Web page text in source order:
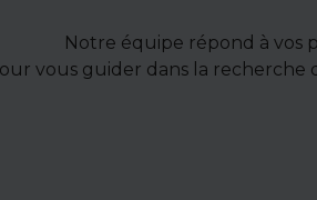
Notre équipe répond à vos
vous guider dans la